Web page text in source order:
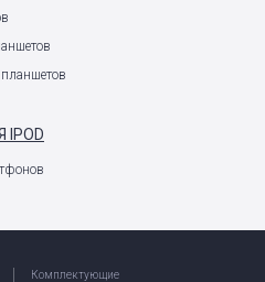
IPOD
Комплектующие